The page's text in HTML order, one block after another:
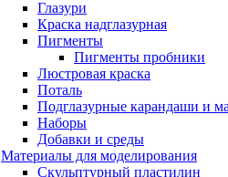
Глазури
Краска надглазурная
Пигменты
Пигменты пробники
Люстровая краска
Поталь
Подглазурные карандаши и
Наборы
Добавки и среды
Материалы для моделирования
Скульптурный пластилин